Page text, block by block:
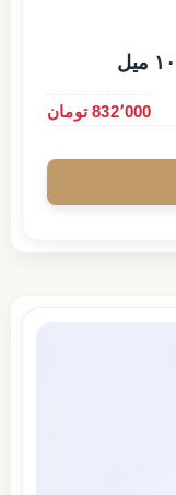
832٬000 تومان